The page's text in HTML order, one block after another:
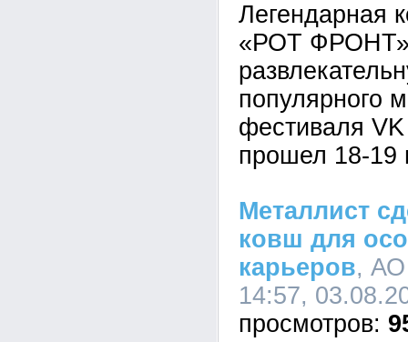
Легендарная
«РОТ ФРОНТ»
популярного
фестиваля
прошел 18-19
Металлист
ковш для
карьеров, АО
14:57,